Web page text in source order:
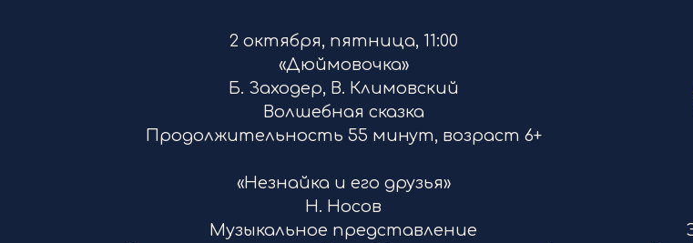
2 октября, пятница, 11:00
«Дюймовочка»
Б. Заходер, В. Климовский
Волшебная сказка
Продолжительность 55 минут, возраст 6+
«Незнайка и его друзья»
Н. Носов
Музыкальное представление